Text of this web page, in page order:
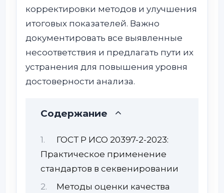
корректировки методов и улучшения
итоговых показателей. Важно
документировать все выявленные
несоответствия и предлагать пути их
устранения для повышения уровня
достоверности анализа.
Содержание
ГОСТ Р ИСО 20397-2-2023:
Практическое применение
стандартов в секвенировании
Методы оценки качества